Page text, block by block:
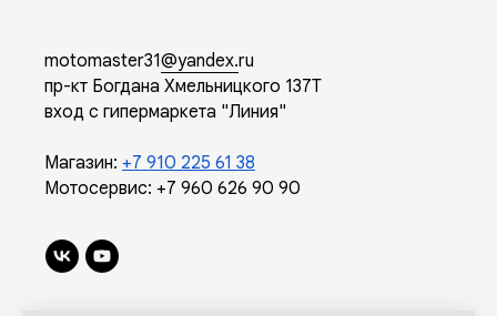
motomaster31@yandex.ru
пр-кт Богдана Хмельницкого 137Т
вход с гипермаркета "Линия"
Магазин: +7 910 225 61 38
Мотосервис: +7 960 626 90 90